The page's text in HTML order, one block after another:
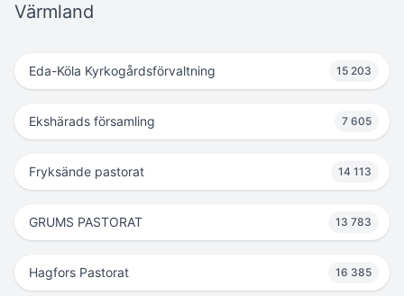
Värmland
Eda-Köla Kyrkogårdsförvaltning 15 203
Ekshärads församling 7 605
Fryksände pastorat 14 113
GRUMS PASTORAT 13 783
Hagfors Pastorat 16 385